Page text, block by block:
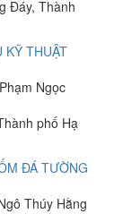
Đáy, Thành
KỸ THUẬT
Ngọc
phố Hạ
ĐÁ TƯỜNG
Thúy Hằng